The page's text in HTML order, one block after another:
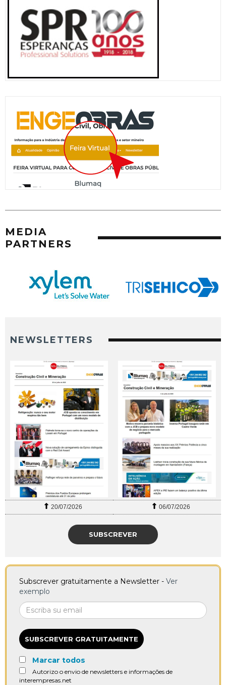
MEDIA
PARTNERS
NEWSLETTERS
20/07/2026 06/07/2026
SUBSCREVER
Subscrever gratuitamente a Newsletter - Ver
exemplo
SUBSCREVER GRATUITAMENTE
Marcar todos
Autorizo o envio de newsletters e informações de
interempresas.net